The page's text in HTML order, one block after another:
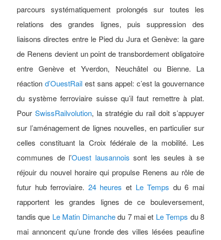
parcours systématiquement prolongés sur toutes les
relations des grandes lignes, puis suppression des
liaisons directes entre le Pied du Jura et Genève: la gare
de Renens devient un point de transbordement obligatoire
entre Genève et Yverdon, Neuchâtel ou Bienne. La
réaction d’OuestRailest sans appel: c’est la gouvernance
du système ferroviaire suisse qu’il faut remettre à plat.
Pour SwissRailvolution, la stratégie du rail doit s’appuyer
sur l’aménagement de lignes nouvelles, en particulier sur
celles constituant la Croix fédérale de la mobilité. Les
communes de l’Ouest lausannois sont les seules à se
réjouir du nouvel horaire qui propulse Renens au rôle de
futur hub ferroviaire. 24 heures et Le Temps du 6 mai
rapportent les grandes lignes de ce bouleversement,
tandis que Le Matin Dimanchedu 7 mai et Le Temps du 8
mai annoncent qu’une fronde des villes lésées peaufine